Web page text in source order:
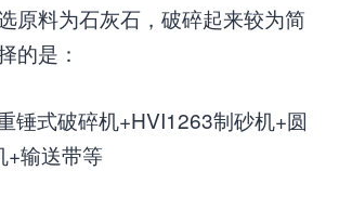
原料为石灰石，破碎起来较为简
的是：
锤式破碎机+HVI1263制砂机+圆
+输送带等